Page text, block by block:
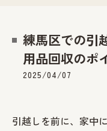
練馬区での引
用品回収のポ
2025/04/07
引越しを前に、家中